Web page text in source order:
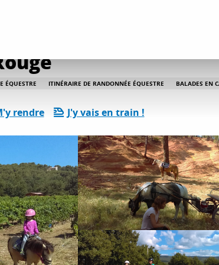
ÉQUESTRE ITINÉRAIRE DE RANDONNÉE ÉQUESTRE BALADES EN
rendre J'y vais en train !